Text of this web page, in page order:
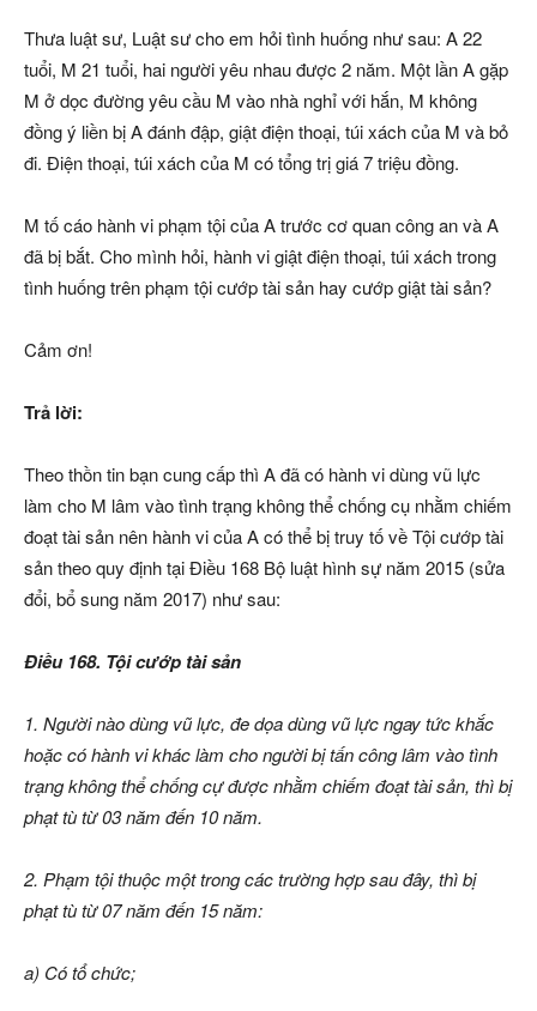
Thưa luật sư, Luật sư cho em hỏi tình huống như sau: A 22
tuổi, M 21 tuổi, hai người yêu nhau được 2 năm. Một lần A gặp
M ở dọc đường yêu cầu M vào nhà nghỉ với hắn, M không
đồng ý liền bị A đánh đập, giật điện thoại, túi xách của M và bỏ
đi. Điện thoại, túi xách của M có tổng trị giá 7 triệu đồng.
M tố cáo hành vi phạm tội của A trước cơ quan công an và A
đã bị bắt. Cho mình hỏi, hành vi giật điện thoại, túi xách trong
tình huống trên phạm tội cướp tài sản hay cướp giật tài sản?
Cảm ơn!
Trả lời:
Theo thồn tin bạn cung cấp thì A đã có hành vi dùng vũ lực
làm cho M lâm vào tình trạng không thể chống cụ nhằm chiếm
đoạt tài sản nên hành vi của A có thể bị truy tố về Tội cướp tài
sản theo quy định tại Điều 168 Bộ luật hình sự năm 2015 (sửa
đổi, bổ sung năm 2017) như sau:
Điều 168. Tội cướp tài sản
1. Người nào dùng vũ lực, đe dọa dùng vũ lực ngay tức khắc
hoặc có hành vi khác làm cho người bị tấn công lâm vào tình
trạng không thể chống cự được nhằm chiếm đoạt tài sản, thì bị
phạt tù từ 03 năm đến 10 năm.
2. Phạm tội thuộc một trong các trường hợp sau đây, thì bị
phạt tù từ 07 năm đến 15 năm:
a) Có tổ chức;